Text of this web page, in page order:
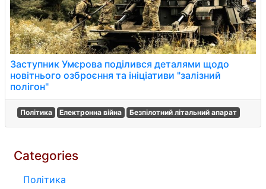
Заступник Умєрова поділився деталями щодо
новітнього озброєння та ініціативи "залізний
полігон"
Політика Електронна війна Безпілотний літальний апарат
Categories
Політика